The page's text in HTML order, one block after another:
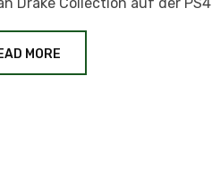
MORE